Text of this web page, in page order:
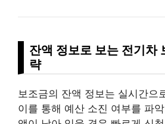
잔액 정보로 보는 전기차
략
보조금의 잔액 정보는 실시간으
이를 통해 예산 소진 여부를 파